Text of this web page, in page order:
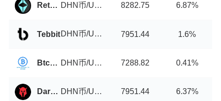
Retherswap DHN币/USDT 8282.75 6.87%
Tebbit DHN币/USDT 7951.44 1.6%
BtcTrade DHN币/USDT 7288.82 0.41%
Dark KnightSwap DHN币/USDT 7951.44 6.37%